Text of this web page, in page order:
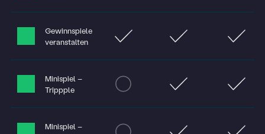
Gewinnspiele
veranstalten
Minispiel –
Trippple
Minispiel –